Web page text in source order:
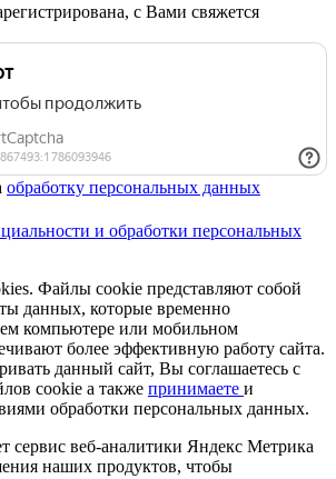
с Вами свяжется
обработку персональных данных
и обработки персональных
Файлы cookie представляют собой
данных, которые временно
компьютере или мобильном
более эффективную работу сайта.
данный сайт, Вы соглашаетесь с
cookie а также принимаете и
обработки персональных данных.
сервис веб-аналитики Яндекс Метрика
наших продуктов, чтобы